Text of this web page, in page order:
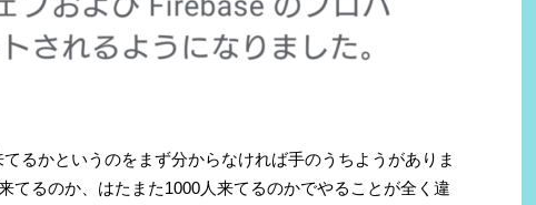
るかというのをまず分からなければ手のうちようがありま
てるのか、はたまた1000人来てるのかでやることが全く違